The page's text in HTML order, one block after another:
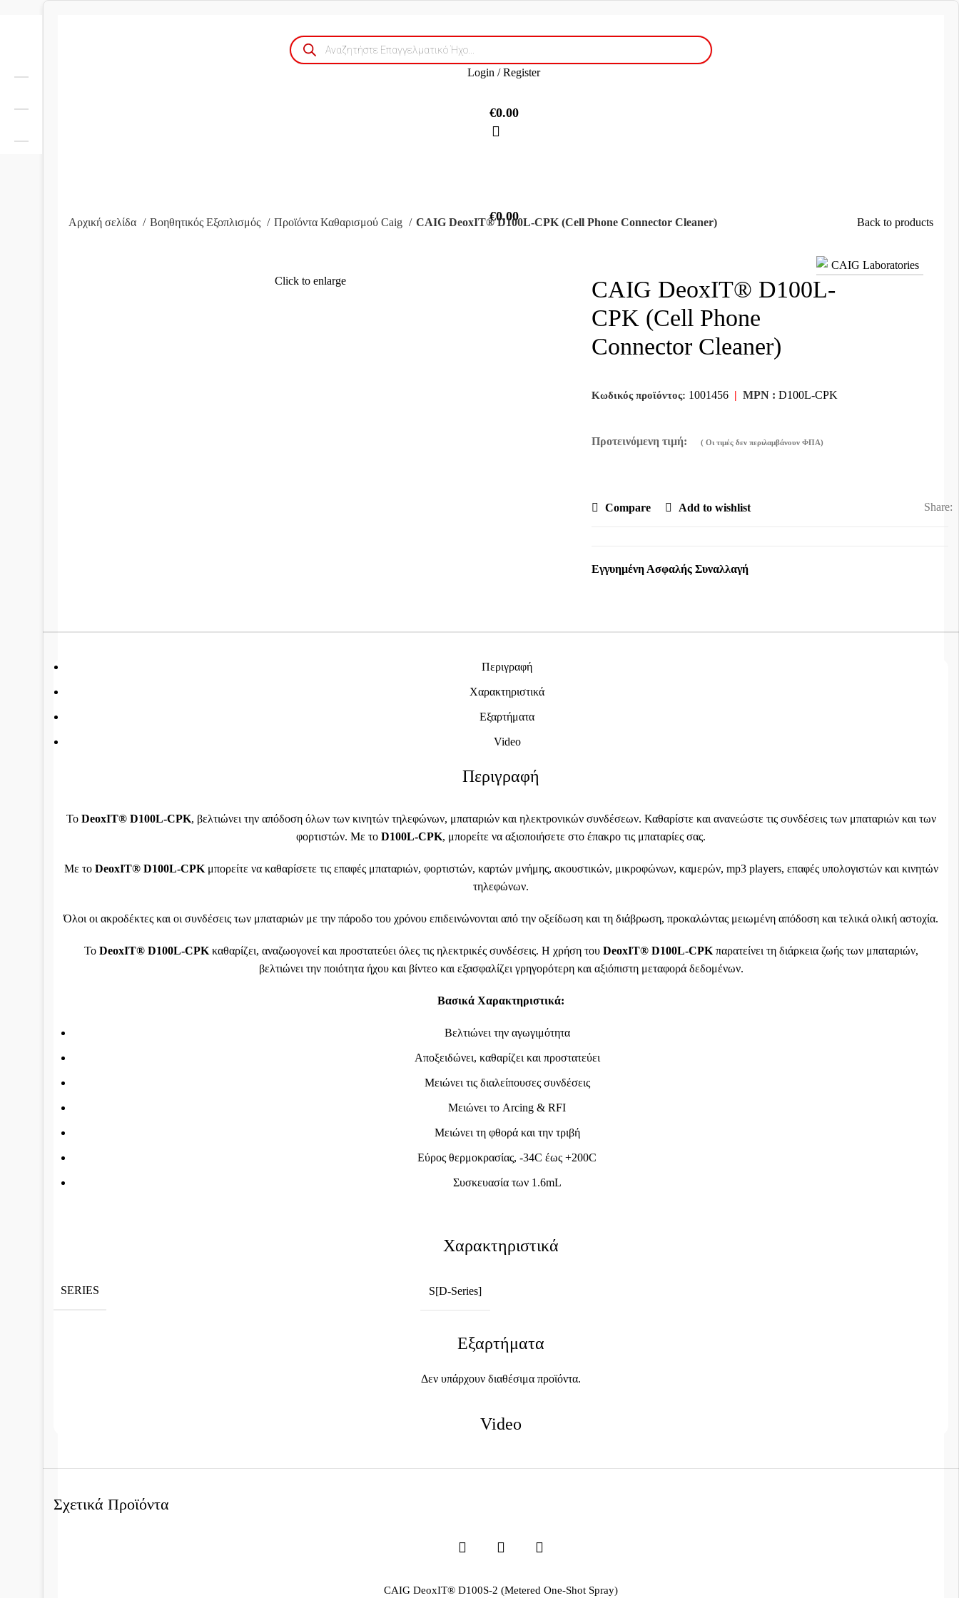
Products
search
Login / Register
€0.00
€0.00
Αρχική σελίδα Βοηθητικός Εξοπλισμός Προϊόντα Καθαρισμού Caig CAIG DeoxIT® D100L-CPK (Cell Phone Connector Cleaner) Back to products
Click to enlarge
CAIG DeoxIT® D100L-
CPK (Cell Phone
Connector Cleaner)
Κωδικός προϊόντος: 1001456 | MPN : D100L-CPK
Compare Add to wishlist Share:
Εγγυημένη Ασφαλής Συναλλαγή
Περιγραφή
Χαρακτηριστικά
Εξαρτήματα
Video
Περιγραφή
Το DeoxIT® D100L-CPK, βελτιώνει την απόδοση όλων των κινητών τηλεφώνων, μπαταριών και ηλεκτρονικών συνδέσεων. Καθαρίστε και ανανεώστε τις συνδέσεις των μπαταριών και των
φορτιστών. Με το D100L-CPK, μπορείτε να αξιοποιήσετε στο έπακρο τις μπαταρίες σας.
Με το DeoxIT® D100L-CPKμπορείτε να καθαρίσετε τις επαφές μπαταριών, φορτιστών, καρτών μνήμης, ακουστικών, μικροφώνων, καμερών, mp3 players, επαφές υπολογιστών και κινητών
τηλεφώνων.
Όλοι οι ακροδέκτες και οι συνδέσεις των μπαταριών με την πάροδο του χρόνου επιδεινώνονται από την οξείδωση και τη διάβρωση, προκαλώντας μειωμένη απόδοση και τελικά ολική αστοχία.
Το DeoxIT® D100L-CPKκαθαρίζει, αναζωογονεί και προστατεύει όλες τις ηλεκτρικές συνδέσεις. Η χρήση του DeoxIT® D100L-CPKπαρατείνει τη διάρκεια ζωής των μπαταριών,
βελτιώνει την ποιότητα ήχου και βίντεο και εξασφαλίζει γρηγορότερη και αξιόπιστη μεταφορά δεδομένων.
Βασικά Χαρακτηριστικά:
Βελτιώνει την αγωγιμότητα
Αποξειδώνει, καθαρίζει και προστατεύει
Μειώνει τις διαλείπουσες συνδέσεις
Μειώνει το Arcing & RFI
Μειώνει τη φθορά και την τριβή
Εύρος θερμοκρασίας, -34C έως +200C
Συσκευασία των 1.6mL
Χαρακτηριστικά
SERIES S[D-Series]
Εξαρτήματα
Δεν υπάρχουν διαθέσιμα προϊόντα.
Video
Σχετικά Προϊόντα
CAIG DeoxIT® D100S-2 (Metered One-Shot Spray)